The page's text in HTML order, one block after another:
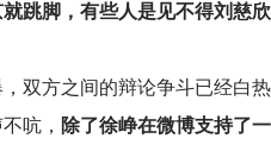
跳脚，有些人是见不得刘慈
双方之间的辩论争斗已经白
吭， 除了徐峥在微博支持了